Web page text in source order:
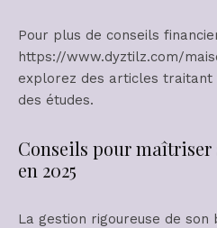
Pour plus de conseils
https://www.dyztilz.com/
explorez des articles traitant
des études.
Conseils pour
en 2025
La gestion rigoureuse de